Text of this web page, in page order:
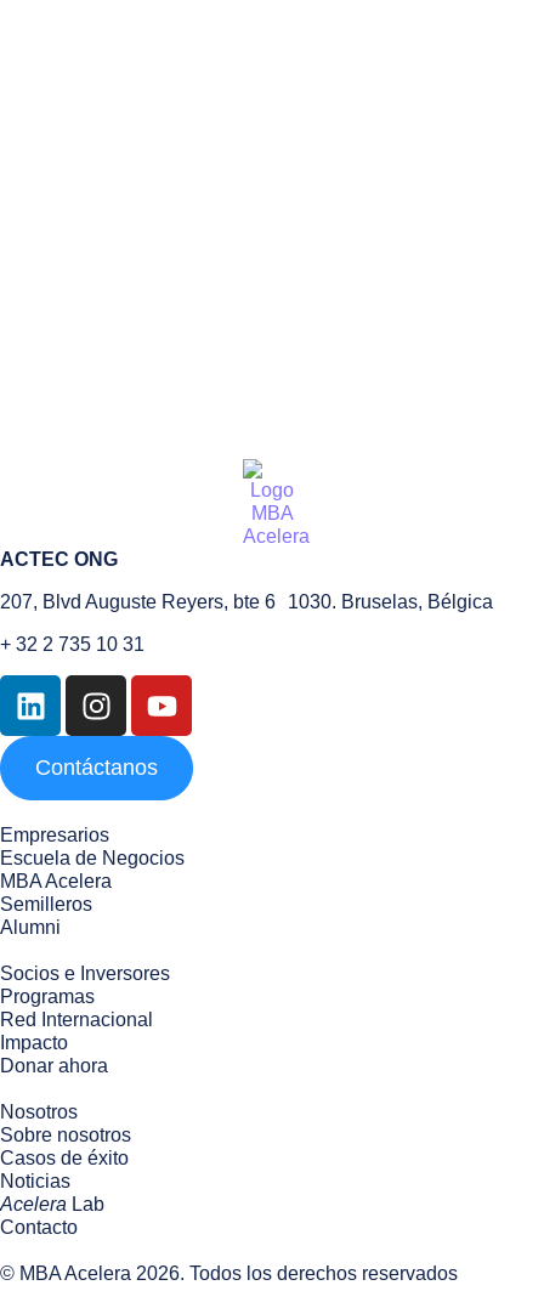
ACTEC ONG
207, Blvd Auguste Reyers, bte 6 1030. Bruselas, Bélgica
+ 32 2 735 10 31
Contáctanos
Empresarios
Escuela de Negocios
MBA Acelera
Semilleros
Alumni
Socios e Inversores
Programas
Red Internacional
Impacto
Donar ahora
Nosotros
Sobre nosotros
Casos de éxito
Noticias
Acelera Lab
Contacto
© MBA Acelera 2026. Todos los derechos reservados